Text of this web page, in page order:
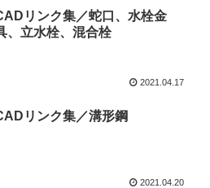
リンク集／蛇口、水栓金
、立水栓、混合栓
2021.04.17
リンク集／溝形鋼
2021.04.20